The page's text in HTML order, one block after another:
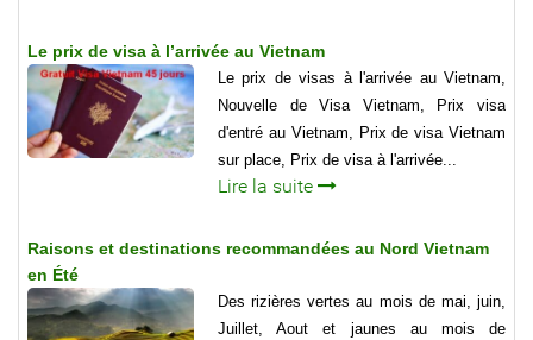
Le prix de visa à l’arrivée au Vietnam
Le prix de visas à l'arrivée au Vietnam,
Nouvelle de Visa Vietnam, Prix visa
d'entré au Vietnam, Prix de visa Vietnam
sur place, Prix de visa à l'arrivée...
Lire la suite
Raisons et destinations recommandées au Nord Vietnam
en Été
Des rizières vertes au mois de mai, juin,
Juillet, Aout et jaunes au mois de